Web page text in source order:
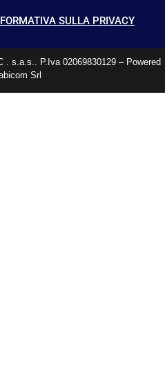
SULLA PRIVACY
. s.a.s.. P.Iva 02069830129 – Powered
Srl